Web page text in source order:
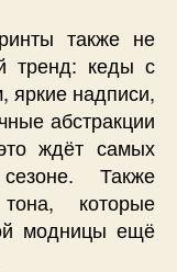
также не
тренд: кеды с
яркие надписи,
абстракции
ждёт самых
Также
которые
модницы ещё